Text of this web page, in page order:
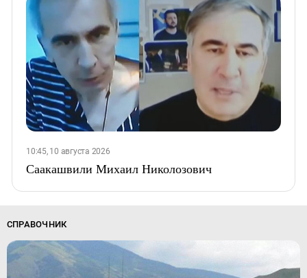
10:45, 10 августа 2026
Саакашвили Михаил Николозович
СПРАВОЧНИК